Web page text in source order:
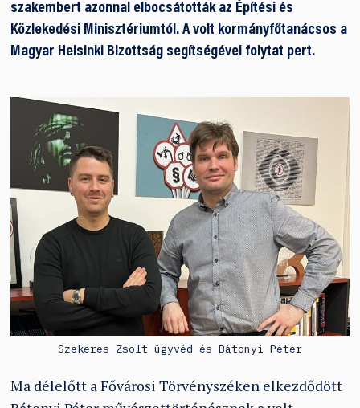
szakembert azonnal elbocsátották az Építési és
Közlekedési Minisztériumtól. A volt kormányfőtanácsos a
Magyar Helsinki Bizottság segítségével folytat pert.
Szekeres Zsolt ügyvéd és Bátonyi Péter
Ma délelőtt a Fővárosi Törvényszéken elkezdődött